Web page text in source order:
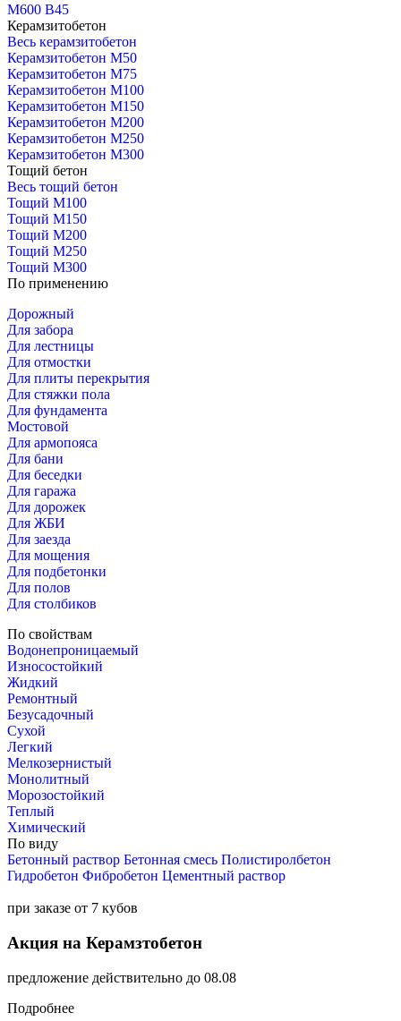
М600 В45
Керамзитобетон
Весь керамзитобетон
Керамзитобетон М50
Керамзитобетон М75
Керамзитобетон М100
Керамзитобетон М150
Керамзитобетон М200
Керамзитобетон М250
Керамзитобетон М300
Тощий бетон
Весь тощий бетон
Тощий М100
Тощий М150
Тощий М200
Тощий М250
Тощий М300
По применению
Дорожный
Для забора
Для лестницы
Для отмостки
Для плиты перекрытия
Для стяжки пола
Для фундамента
Мостовой
Для армопояса
Для бани
Для беседки
Для гаража
Для дорожек
Для ЖБИ
Для заезда
Для мощения
Для подбетонки
Для полов
Для столбиков
По свойствам
Водонепроницаемый
Износостойкий
Жидкий
Ремонтный
Безусадочный
Сухой
Легкий
Мелкозернистый
Монолитный
Морозостойкий
Теплый
Химический
По виду
Бетонный раствор Бетонная смесь Полистиролбетон
Гидробетон Фибробетон Цементный раствор
при заказе от 7 кубов
Акция на Керамзтобетон
предложение действительно до 08.08
Подробнее